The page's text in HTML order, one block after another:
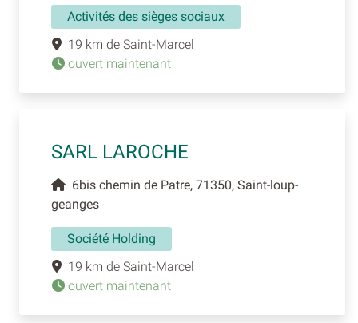
Activités des sièges sociaux
19 km de Saint-Marcel
ouvert maintenant
SARL LAROCHE
6bis chemin de Patre, 71350, Saint-loup-
geanges
Société Holding
19 km de Saint-Marcel
ouvert maintenant